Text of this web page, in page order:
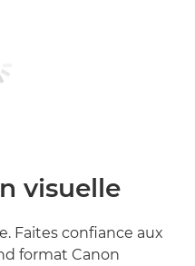
visuelle
Faites confiance aux
format Canon